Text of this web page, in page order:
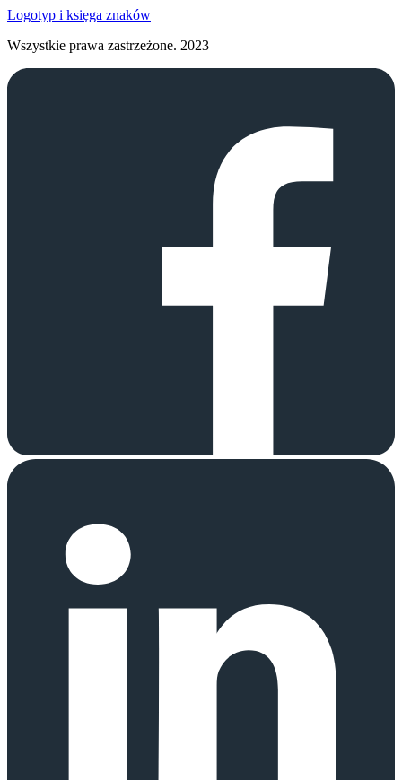
Logotyp i księga znaków
Wszystkie prawa zastrzeżone. 2023